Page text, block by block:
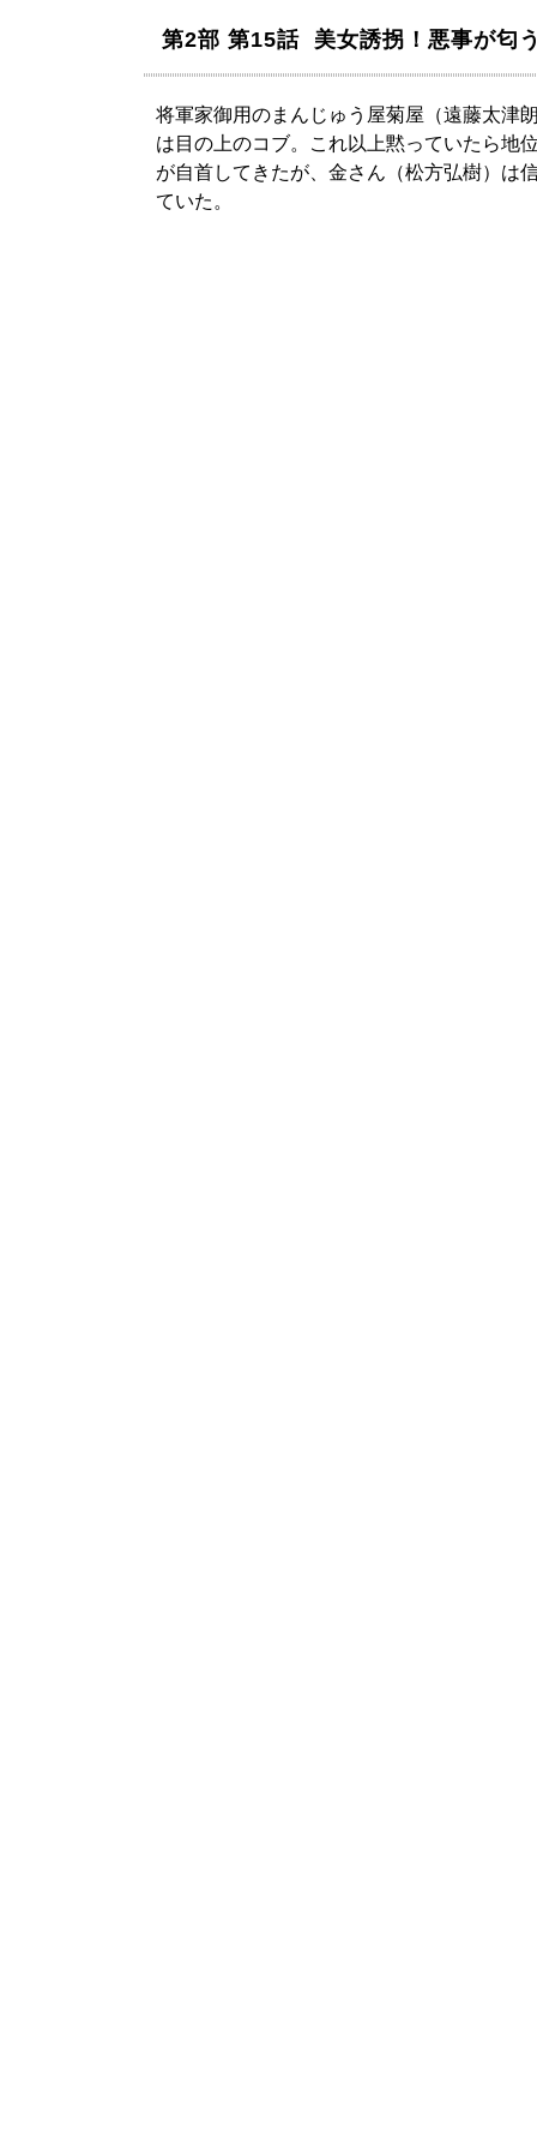
第2部 第15話 美女誘拐！悪事が匂
将軍家御用のまんじゅう屋菊屋（遠藤太津
は目の上のコブ。これ以上黙っていたら地
が自首してきたが、金さん（松方弘樹）は
ていた。